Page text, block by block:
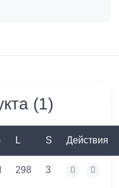
(1)
L S Действия
298 3